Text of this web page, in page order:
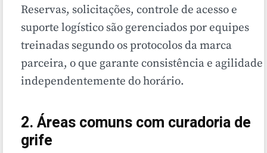
Reservas, solicitações, controle de acesso e
suporte logístico são gerenciados por equipes
treinadas segundo os protocolos da marca
parceira, o que garante consistência e agilidade
independentemente do horário.
2. Áreas comuns com curadoria de
grife